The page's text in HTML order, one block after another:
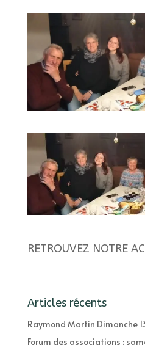
RETROUVEZ NOTRE
Articles récents
Raymond Martin Dimanche
Forum des associations :